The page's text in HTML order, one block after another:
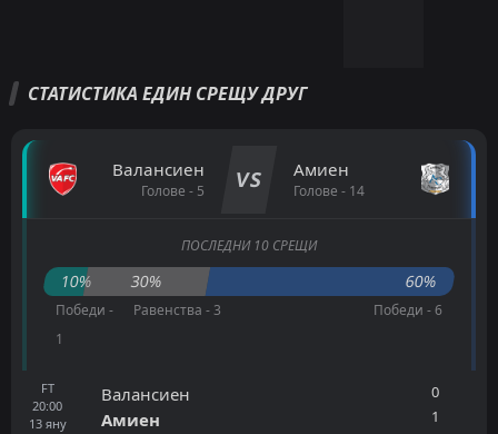
СТАТИСТИКА ЕДИН СРЕЩУ ДРУГ
Валансиен
Голове - 5 VS Амиен
Голове - 14
ПОСЛЕДНИ 10 СРЕЩИ
10% 30% 60%
Победи -
1
Равенства - 3 Победи - 6
FT
20:00
13 яну
Валансиен
Амиен
0
1